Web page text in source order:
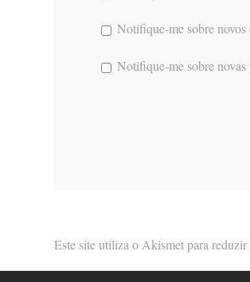
Notifique-me sobre
Notifique-me sobre
Este site utiliza o Akismet para reduzir